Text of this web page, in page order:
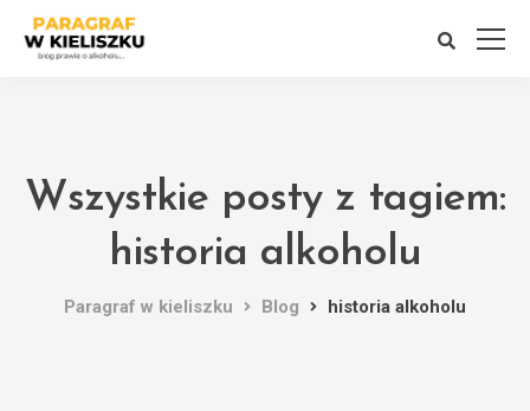
Wszystkie posty z tagiem:
historia alkoholu
Paragraf w kieliszku Blog historia alkoholu